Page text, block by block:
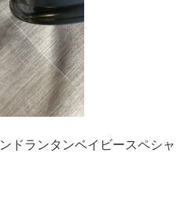
ドランタンベイビースペシャ